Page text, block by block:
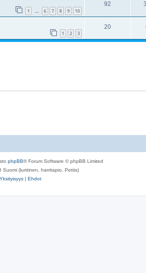
1 … 6 7 8 9 10
92
1 2 3
20
phpBB® Forum Software © phpBB Limited
Suomi (lurttinen, harritapio, Pettis)
Yksityisyys | Ehdot